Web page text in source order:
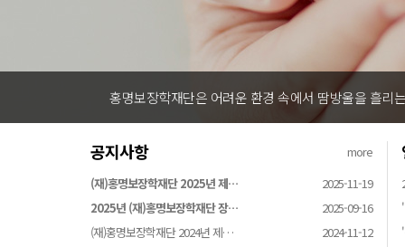
홍명보장학재단은 어려운 환경 속에서 땀방울을 흘리
공지사항
more
(재)홍명보장학재단 2025년 제…
2025-11-19
2025년 (재)홍명보장학재단 장…
2025-09-16
(재)홍명보장학재단 2024년 제…
2024-11-12